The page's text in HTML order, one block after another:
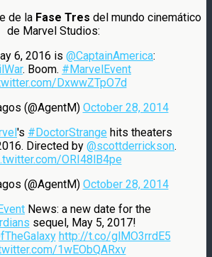
de la Fase Tres del mundo cinemático
de Marvel Studios:
6, 2016 is @CaptainAmerica:
. Boom. #MarvelEvent
DxwwZTpO7d
(@AgentM) October 28, 2014
's #DoctorStrange hits theaters
Directed by @scottderrickson.
ORI48lB4pe
(@AgentM) October 28, 2014
News: a new date for the
sequel, May 5, 2017!
http://t.co/glMO3rrdE5
1wEObQARxv